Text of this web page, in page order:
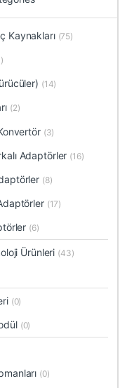
Kaynakları (75)
(14)
(2)
(3)
Adaptörler (16)
(8)
(17)
(6)
Ürünleri (43)
(0)
(0)
(0)